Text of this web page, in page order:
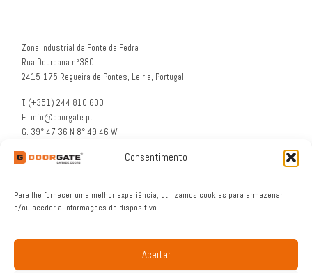
Consentimento
Para lhe fornecer uma melhor experiência, utilizamos cookies para armazenar
e/ou aceder a informações do dispositivo.
Aceitar
Zona Industrial da Ponte da Pedra
Rua Douroana nº380
2415-175 Regueira de Pontes, Leiria, Portugal
T. (+351) 244 810 600
E. info@doorgate.pt
G. 39° 47 36 N 8° 49 46 W